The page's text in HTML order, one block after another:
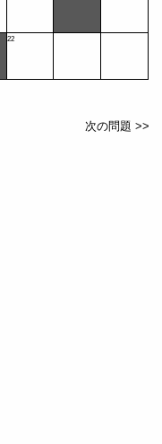
22
次の問題 >>